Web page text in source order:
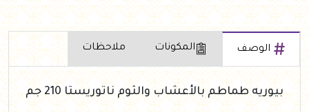
الوصف المكونات ملاحظات
بيوريه طماطم بالأعشاب والثوم ناتوريستا 210 جم